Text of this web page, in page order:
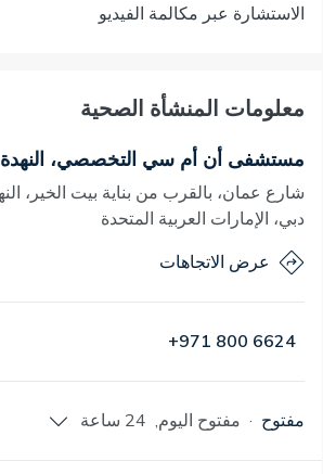
الاستشارة عبر مكالمة الفيديو
معلومات المنشأة الصحية
مستشفى أن أم سي التخصصي، النهدة
دبي، الإمارات العربية المتحدة
عرض الاتجاهات
+971 800 6624
مفتوح · مفتوح اليوم, 24 ساعة